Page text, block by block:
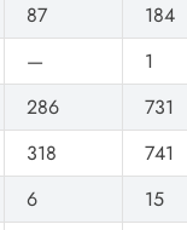
87 184
— 1
286 731
318 741
6 15